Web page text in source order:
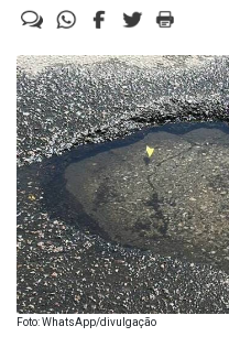
Foto: WhatsApp/divulgação